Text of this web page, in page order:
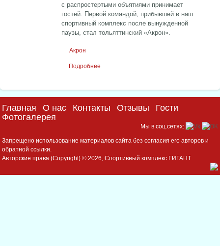
с распростертыми объятиями принимает
гостей. Первой командой, прибывшей в наш
спортивный комплекс после вынужденной
паузы, стал тольяттинский «Акрон».
Акрон
Подробнее
Главная О нас Контакты Отзывы
Гости
Фотогалерея
Мы в соц.сетях:
Запрещено использование материалов сайта без согласия его авторов и
обратной ссылки.
Авторские права (Copyright) © 2026, Спортивный комплекс ГИГАНТ